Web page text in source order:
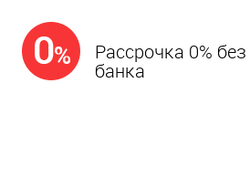
Рассрочка 0%
банка